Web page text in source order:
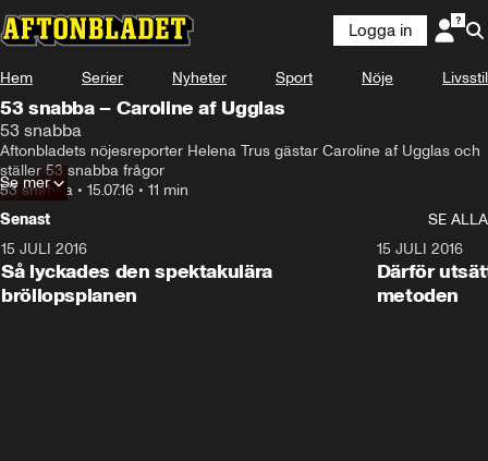
Logga in
Hem Serier Nyheter Sport Nöje Livsstil
53 snabba – Caroline af Ugglas
53 snabba
Aftonbladets nöjesreporter Helena Trus gästar Caroline af Ugglas och
ställer 53 snabba frågor
53 snabba • 15.07.16 • 11 min
Se mer
Senast
SE ALLA
15 JULI 2016
Så lyckades den spektakulära
bröllopsplanen
15 JULI 2016
Därför
metoden